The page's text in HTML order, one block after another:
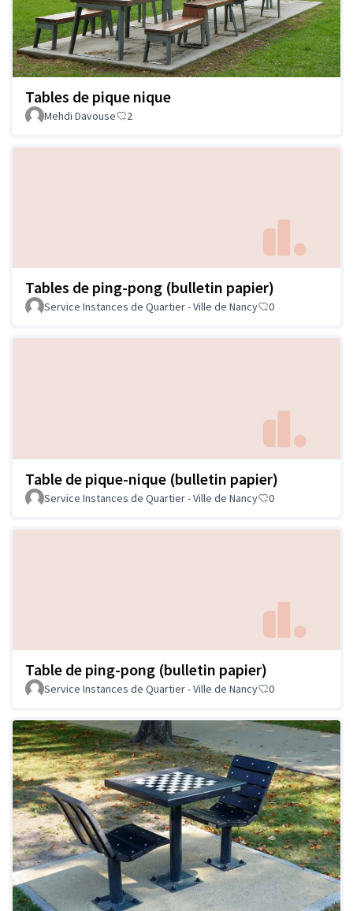
Tables de pique nique
Mehdi Davouse 2
Tables de ping-pong (bulletin papier)
Service Instances de Quartier - Ville de Nancy 0
Table de pique-nique (bulletin papier)
Service Instances de Quartier - Ville de Nancy 0
Table de ping-pong (bulletin papier)
Service Instances de Quartier - Ville de Nancy 0